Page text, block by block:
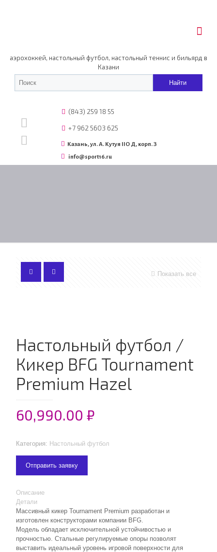
аэрохоккей, настольный футбол, настольный теннис и бильярд в
Казани
(843) 259 18 55
+7 962 5603 625
Казань, ул. А. Кутуя IIO Д, корп. З
info@sport16.ru
Показать все
Настольный футбол /
Кикер BFG Tournament
Premium Hazel
60,990.00 ₽
Категория: Настольный футбол
Отправить заявку
Описание
Детали
Массивный кикер Tournament Premium разработан и
изготовлен конструкторами компании BFG.
Модель обладает исключительной устойчивостью и
прочностью. Стальные регулируемые опоры позволят
выставить идеальный уровень игровой поверхности для